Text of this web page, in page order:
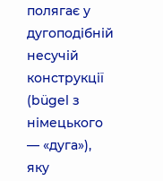
полягає у
дугоподібній
несучій
конструкції
(bügel з
німецького
— «дуга»),
яку